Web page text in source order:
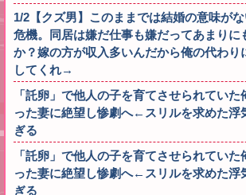
1/2【クズ男】このままでは結婚の意味が
危機。同居は嫌だ仕事も嫌だってあまりに
か？嫁の方が収入多いんだから俺の代わり
してくれ→
「託卵」で他人の子を育てさせられてい
った妻に絶望し惨劇へ←スリルを求めた浮
ぎる
「託卵」で他人の子を育てさせられてい
った妻に絶望し惨劇へ←スリルを求めた浮
ぎる